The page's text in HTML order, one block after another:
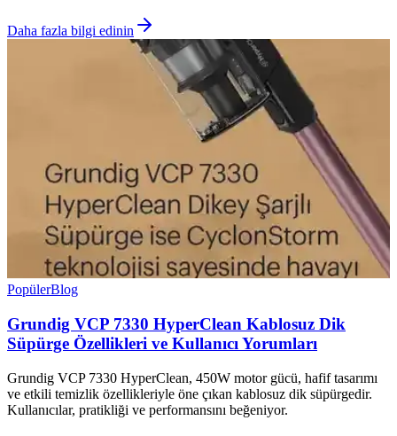
Daha fazla bilgi edinin
PopülerBlog
Grundig VCP 7330 HyperClean Kablosuz Dik
Süpürge Özellikleri ve Kullanıcı Yorumları
Grundig VCP 7330 HyperClean, 450W motor gücü, hafif tasarımı
ve etkili temizlik özellikleriyle öne çıkan kablosuz dik süpürgedir.
Kullanıcılar, pratikliği ve performansını beğeniyor.